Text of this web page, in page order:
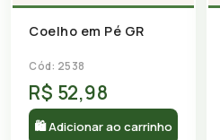
Coelho em Pé GR
Cód: 2538
R$ 52,98
🛍 Adicionar ao carrinho